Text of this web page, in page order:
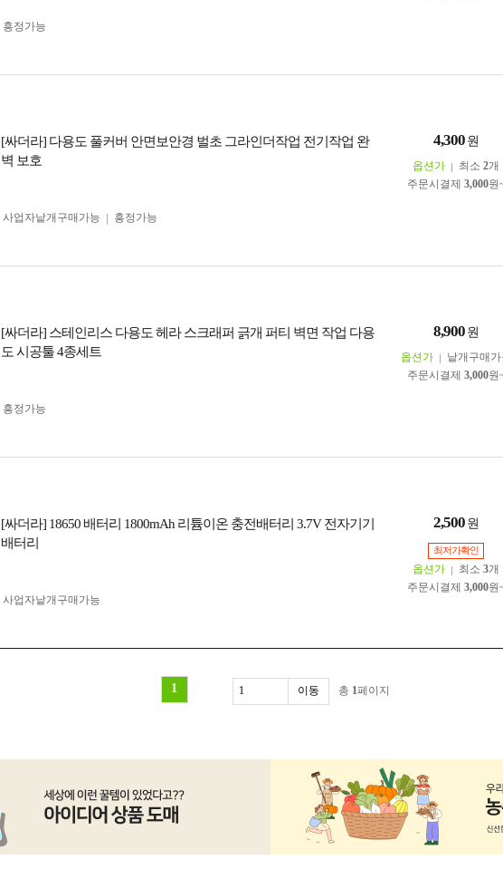
흥정가능
[싸더라] 다용도 풀커버 안면보안경 벌초 그라인더작업 전기작업 완
벽 보호
4,300 원
옵션가 최소 2개
주문시결제 3,000원
사업자 낱개구매가능 흥정가능
[싸더라] 스테인리스 다용도 헤라 스크래퍼 긁개 퍼티 벽면 작업 다용
도 시공툴 4종세트
8,900 원
옵션가
낱개구매가
주문시결제 3,000원
흥정가능
[싸더라] 18650 배터리 1800mAh 리튬이온 충전배터리 3.7V 전자기기
배터리
2,500 원
최저가확인
옵션가 최소 3개
주문시결제 3,000원
사업자 낱개구매가능
1 총 1페이지